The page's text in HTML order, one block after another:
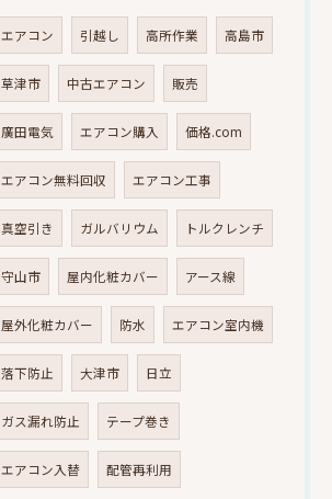
エアコン 引越し 高所作業 高島市
草津市 中古エアコン 販売
廣田電気 エアコン購入 価格.com
エアコン無料回収 エアコン工事
真空引き ガルバリウム トルクレンチ
守山市 屋内化粧カバー アース線
屋外化粧カバー 防水 エアコン室内機
落下防止 大津市 日立
ガス漏れ防止 テープ巻き
エアコン入替 配管再利用